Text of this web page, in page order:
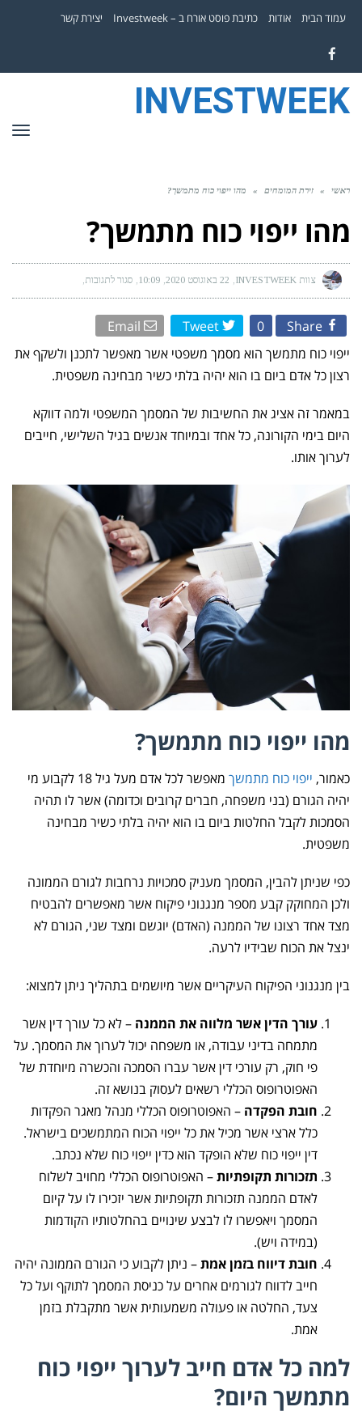
עמוד הבית אודות כתיבת פוסט אורח ב – Investweek יצירת קשר
Facebook
INVESTWEEK
ראשי » זירת המומחים » מהו ייפוי כוח מתמשך?
מהו ייפוי כוח מתמשך?
צוות INVESTWEEK 22 באוגוסט 2020 10:09 סגור לתגובותעל
ייפוי
Share
0
Tweet
Email
ייפוי כוח מתמשך הוא מסמך משפטי אשר מאפשר לתכנן ולשקף את
רצון כל אדם ביום בו הוא יהיה בלתי כשיר מבחינה משפטית.
במאמר זה אציג את החשיבות של המסמך המשפטי ולמה דווקא
היום בימי הקורונה, כל אחד ובמיוחד אנשים בגיל השלישי, חייבים
לערוך אותו.
מהו ייפוי כוח מתמשך?
כאמור, ייפוי כוח מתמשך
מאפשר לכל אדם מעל גיל 18 לקבוע מי
יהיה הגורם (בני משפחה, חברים קרובים וכדומה) אשר לו תהיה
הסמכות לקבל החלטות ביום בו הוא יהיה בלתי כשיר מבחינה
משפטית.
כפי שניתן להבין, המסמך מעניק סמכויות נרחבות לגורם הממונה
ולכן המחוקק קבע מספר מנגנוני פיקוח אשר מאפשרים להבטיח
מצד אחד רצונו של הממנה (האדם) יוגשם ומצד שני, הגורם לא
ינצל את הכוח שבידיו לרעה.
בין מנגנוני הפיקוח העיקריים אשר מיושמים בתהליך ניתן למצוא:
עורך הדין אשר מלווה את הממנה – לא כל עורך דין אשר
מתמחה בדיני עבודה, או משפחה יכול לערוך את המסמך. על
פי חוק, רק עורכי דין אשר עברו הסמכה והכשרה מיוחדת של
האפוטרופוס הכללי רשאים לעסוק בנושא זה.
חובת הפקדה – האפוטרופוס הכללי מנהל מאגר הפקדות
כלל ארצי אשר מכיל את כל ייפוי הכוח המתמשכים בישראל.
דין ייפוי כוח שלא הופקד הוא כדין ייפוי כוח שלא נכתב.
תזכורות תקופתיות– האפוטרופוס הכללי מחויב לשלוח
לאדם הממנה תזכורות תקופתיות אשר יזכירו לו על קיום
המסמך ויאפשרו לו לבצע שינויים בהחלטותיו הקודמות
(במידה ויש).
חובת דיווח בזמן אמת– ניתן לקבוע כי הגורם הממונה יהיה
חייב לדווח לגורמים אחרים על כניסת המסמך לתוקף ועל כל
צעד, החלטה או פעולה משמעותית אשר מתקבלת בזמן
אמת.
למה כל אדם חייב לערוך ייפוי כוח
מתמשך היום?